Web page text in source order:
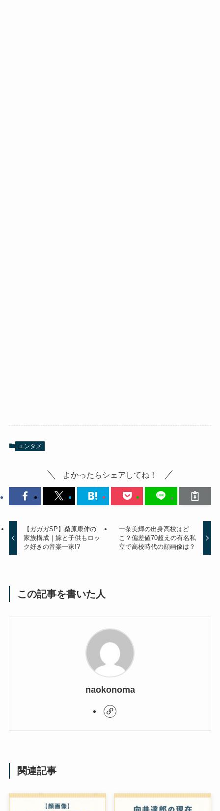
エンタメ
よかったらシェアしてね！
【ガガガSP】桑原康伸の
家族構成｜嫁と子供もロッ
ク好きの音楽一家!?
一条美輝の出身高校はど
こ？偏差値70超えの有名私
立で高校時代の顔画像は？
この記事を書いた人
naokonoma
関連記事